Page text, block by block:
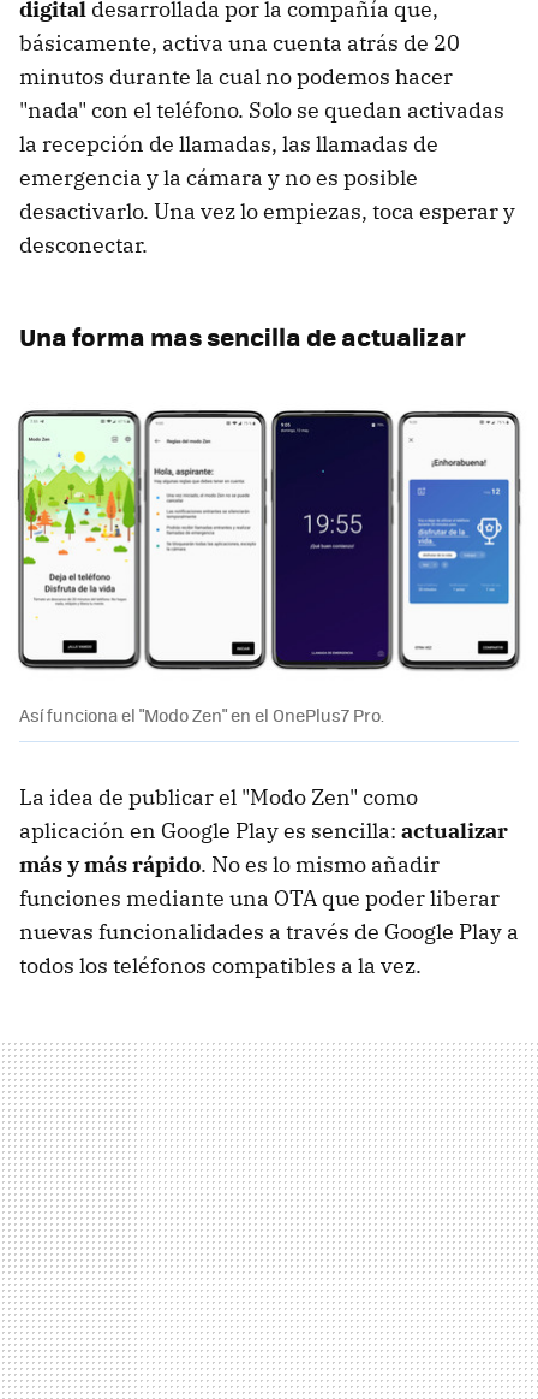
digital desarrollada por la compañía que,
básicamente, activa una cuenta atrás de 20
minutos durante la cual no podemos hacer
"nada" con el teléfono. Solo se quedan activadas
la recepción de llamadas, las llamadas de
emergencia y la cámara y no es posible
desactivarlo. Una vez lo empiezas, toca esperar y
desconectar.
Una forma mas sencilla de actualizar
Así funciona el "Modo Zen" en el OnePlus7 Pro.
La idea de publicar el "Modo Zen" como
aplicación en Google Play es sencilla: actualizar
más y más rápido. No es lo mismo añadir
funciones mediante una OTA que poder liberar
nuevas funcionalidades a través de Google Play a
todos los teléfonos compatibles a la vez.